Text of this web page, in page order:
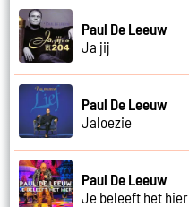
Paul De Leeuw
Ja jij
Paul De Leeuw
Jaloezie
Paul De Leeuw
Je beleeft het hier